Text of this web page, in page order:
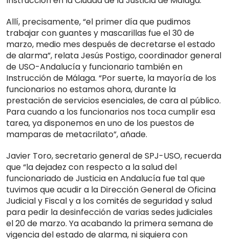
Allí, precisamente, “el primer día que pudimos
trabajar con guantes y mascarillas fue el 30 de
marzo, medio mes después de decretarse el estado
de alarma”, relata Jesús Postigo, coordinador general
de USO-Andalucía y funcionario también en
Instrucción de Málaga. “Por suerte, la mayoría de los
funcionarios no estamos ahora, durante la
prestación de servicios esenciales, de cara al público.
Para cuando a los funcionarios nos toca cumplir esa
tarea, ya disponemos en uno de los puestos de
mamparas de metacrilato”, añade.
Javier Toro, secretario general de SPJ-USO, recuerda
que “la dejadez con respecto a la salud del
funcionariado de Justicia en Andalucía fue tal que
tuvimos que acudir a la Dirección General de Oficina
Judicial y Fiscal y a los comités de seguridad y salud
para pedir la desinfección de varias sedes judiciales
el 20 de marzo. Ya acabando la primera semana de
vigencia del estado de alarma, ni siquiera con